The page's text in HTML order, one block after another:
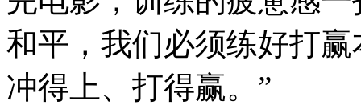
和平，我们必须练好打
冲得上、打得赢。”